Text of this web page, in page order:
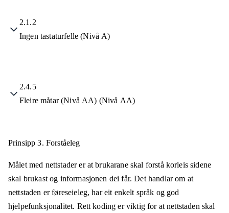
2.1.2
Ingen tastaturfelle (Nivå A)
2.4.5
Fleire måtar (Nivå AA) (Nivå AA)
Prinsipp 3. Forståeleg
Målet med nettstader er at brukarane skal forstå korleis sidene
skal brukast og informasjonen dei får. Det handlar om at
nettstaden er føreseieleg, har eit enkelt språk og god
hjelpefunksjonalitet. Rett koding er viktig for at nettstaden skal